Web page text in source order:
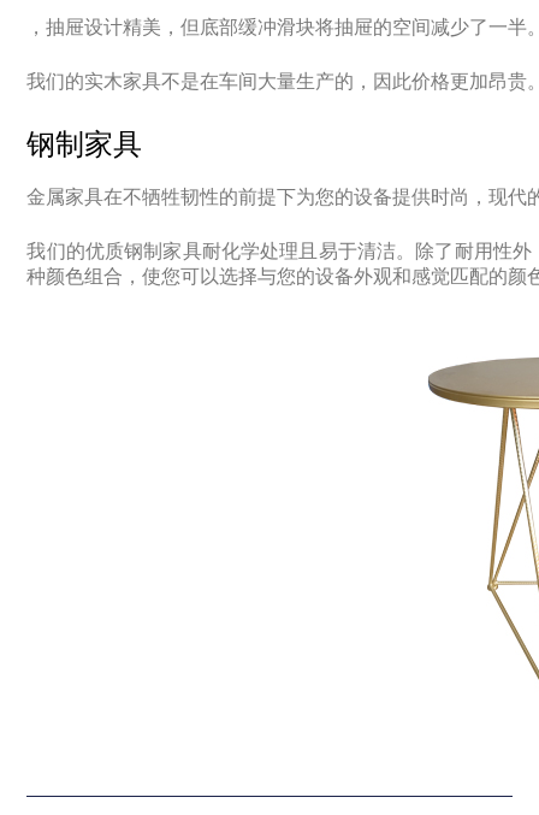
，抽屉设计精美，但底部缓冲滑块将抽屉的空间减少了一半
我们的实木家具不是在车间大量生产的，因此价格更加昂贵
钢制家具
金属家具在不牺牲韧性的前提下为您的设备提供时尚，现代
我们的优质钢制家具耐化学处理且易于清洁。 除了耐用性外
种颜色组合，使您可以选择与您的设备外观和感觉匹配的颜